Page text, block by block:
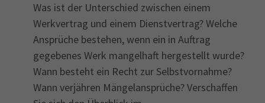
Was ist der Unterschied zwischen einem
Werkvertrag und einem Dienstvertrag? Welche
Ansprüche bestehen, wenn ein in Auftrag
gegebenes Werk mangelhaft hergestellt wurde?
Wann besteht ein Recht zur Selbstvornahme?
Wann verjähren Mängelansprüche? Verschaffen